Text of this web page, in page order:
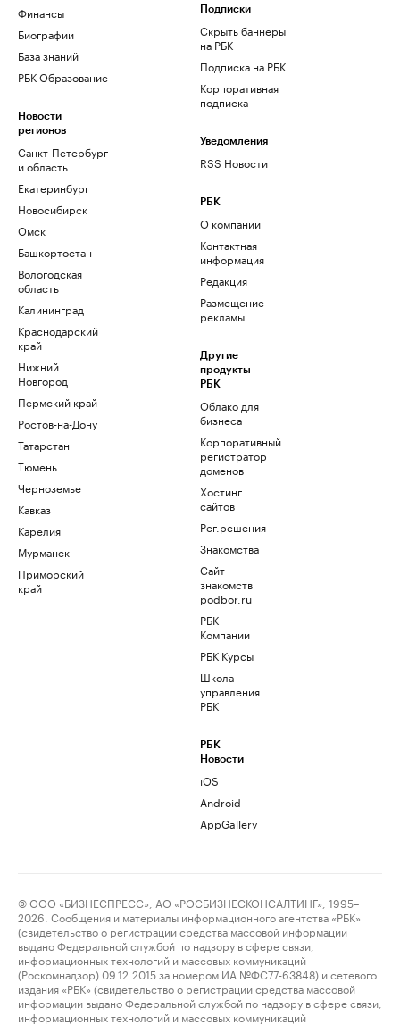
Финансы
Биографии
База знаний
РБК Образование
Новости
регионов
Санкт-Петербург
и область
Екатеринбург
Новосибирск
Омск
Башкортостан
Вологодская
область
Калининград
Краснодарский
край
Нижний
Новгород
Пермский край
Ростов-на-Дону
Татарстан
Тюмень
Черноземье
Кавказ
Карелия
Мурманск
Приморский
край
Подписки
Скрыть баннеры
на РБК
Подписка на РБК
Корпоративная
подписка
Уведомления
RSS Новости
РБК
О компании
Контактная
информация
Редакция
Размещение
рекламы
Другие
продукты
РБК
Облако для
бизнеса
Корпоративный
регистратор
доменов
Хостинг
сайтов
Рег.решения
Знакомства
Сайт
знакомств
podbor.ru
РБК
Компании
РБК Курсы
Школа
управления
РБК
РБК
Новости
iOS
Android
AppGallery
© ООО «БИЗНЕСПРЕСС», АО «РОСБИЗНЕСКОНСАЛТИНГ», 1995–
2026. Сообщения и материалы информационного агентства «РБК»
(свидетельство о регистрации средства массовой информации
выдано Федеральной службой по надзору в сфере связи,
информационных технологий и массовых коммуникаций
(Роскомнадзор) 09.12.2015 за номером ИА №ФС77-63848) и сетевого
издания «РБК» (свидетельство о регистрации средства массовой
информации выдано Федеральной службой по надзору в сфере связи,
информационных технологий и массовых коммуникаций